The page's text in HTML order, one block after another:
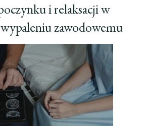
i relaksacji w
zawodowemu